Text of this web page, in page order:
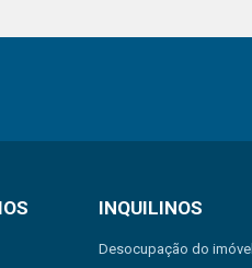
INQUILINOS
Desocupação do imóvel